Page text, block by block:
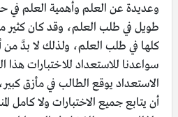
وعديدة عن العلم وأهمية العلم في
طويل في طلب العلم، وقد كان كثير
كلها في طلب العلم، ولذلك لا بدَّ
سواعدنا للاستعداد للاختبارات هذا
الاستعداد يوقع الطالب في مأزق
أن يتابع جميع الاختبارات ولا كامل